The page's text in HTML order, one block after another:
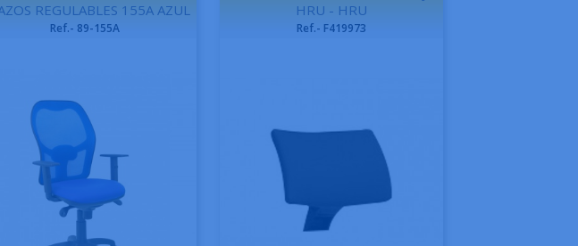
REGULABLES 155A AZUL
Ref.- 89-155A
HRU - HRU
Ref.- F419973